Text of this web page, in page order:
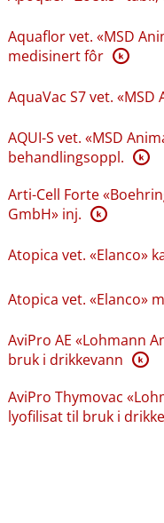
Aquaflor vet. «MSD
medisinert fôr K
AquaVac S7 vet.
AQUI-S vet. «MSD
behandlingsoppl. K
Arti-Cell Forte
GmbH» inj. K
Atopica vet. «Elanco»
Atopica vet. «Elanco»
AviPro AE «Lohmann
bruk i drikkevann K
AviPro Thymovac
lyofilisat til bruk i